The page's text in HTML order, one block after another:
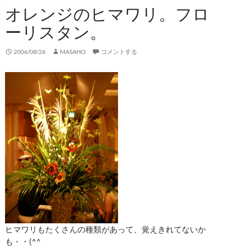
オレンジのヒマワリ。フロ
ーリスタン。
2006/08/26 MASAHO コメントする
ヒマワリもたくさんの種類があって、覚えきれてないか
も・・(^^ゞ